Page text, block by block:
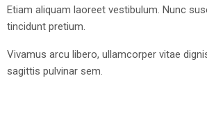
Etiam aliquam laoreet vestibulum. Nunc
tincidunt pretium.
Vivamus arcu libero, ullamcorper vitae
sagittis pulvinar sem.